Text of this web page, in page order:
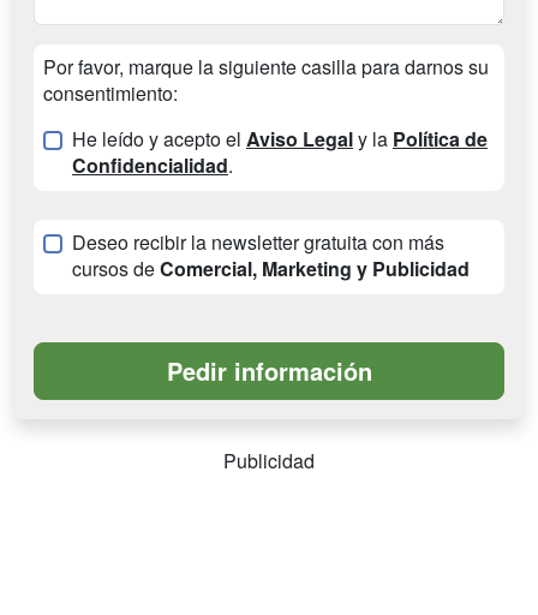
Por favor, marque la siguiente casilla para darnos su
consentimiento:
He leído y acepto el Aviso Legaly la Política de
Confidencialidad.
Deseo recibir la newsletter gratuita con más
cursos deComercial, Marketing y Publicidad
Publicidad